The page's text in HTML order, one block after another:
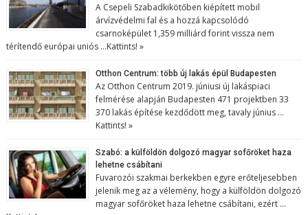
A Csepeli Szabadkikötőben kiépített mobil
árvízvédelmi fal és a hozzá kapcsolódó
csarnoképület 1,359 milliárd forint vissza nem
térítendő európai uniós …Kattints! »
Otthon Centrum: több új lakás épül Budapesten
Az Otthon Centrum 2019. júniusi új lakáspiaci
felmérése alapján Budapesten 471 projektben 33
370 lakás építése kezdődött meg, tavaly június …
Kattints! »
Szabó: a külföldön dolgozó magyar sofőröket haza
lehetne csábítani
Fuvarozói szakmai berkekben egyre erőteljesebben
jelenik meg az a vélemény, hogy a külföldön dolgozó
magyar sofőröket haza lehetne csábítani, ezért …